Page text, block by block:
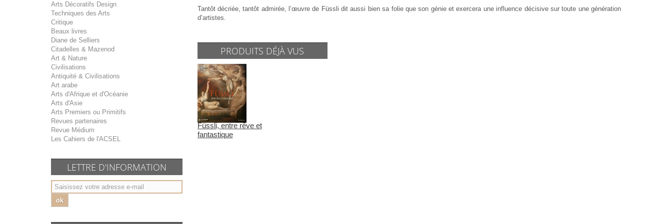
Arts Décoratifs Design
Techniques des Arts
Critique
Beaux livres
Diane de Selliers
Citadelles & Mazenod
Art & Nature
Civilisations
Antiquité & Civilisations
Art arabe
Arts d'Afrique et d'Océanie
Arts d'Asie
Arts Premiers ou Primitifs
Revues partenaires
Revue Médium
Les Cahiers de l'ACSEL
LETTRE D'INFORMATION
ok
Tantôt décriée, tantôt admirée, l’œuvre de Füssli dit aussi bien sa folie que son génie et exercera une influence décisive sur toute une génération
d’artistes.
PRODUITS DÉJÀ VUS
Füssli, entre rêve et
fantastique